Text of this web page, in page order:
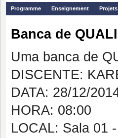
Programme Enseignement
Banca de
Uma banca de
DISCENTE:
DATA: 28/12/
HORA: 08:00
LOCAL: Sala 01